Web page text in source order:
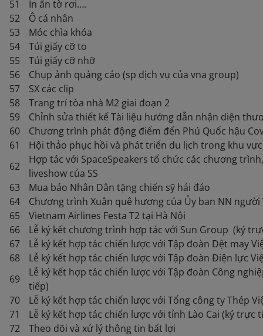
51
In ấn tờ rơi….
52
Ô cá nhân
53
Móc chìa khóa
54
Túi giấy cỡ to
55
Túi giấy cỡ nhỡ
56
Chụp ảnh quảng cáo (sp dịch vụ của vna group)
57
SX các clip
58
Trang trí tòa nhà M2 giai đoạn 2
59
Chỉnh sửa thiết kế Tài liệu hướng dẫn nhận diện
60
Chương trình phát động điểm đến Phú Quốc hậu
61
Hội thảo phục hồi và phát triển du lịch trong khu
62
Hợp tác với SpaceSpeakers tổ chức các chương
liveshow của SS
63
Mua báo Nhân Dân tặng chiến sỹ hải đảo
64
Chương trình Xuân quê hương của Ủy ban NN
65
Vietnam Airlines Festa T2 tại Hà Nội
66
Lễ ký kết chương trình hợp tác với Sun Group (ký
67
Lễ ký kết hợp tác chiến lược với Tập đoàn Dệt may
68
Lễ ký kết hợp tác chiến lược với Tập đoàn Điện lực
69
Lễ ký kết hợp tác chiến lược với Tập đoàn Công
tiếp)
70
Lễ ký kết hợp tác chiến lược với Tổng công ty Thép
71
Lễ ký kết hợp tác chiến lược với tỉnh Lào Cai (ký trực
72
Theo dõi và xử lý thông tin bất lợi